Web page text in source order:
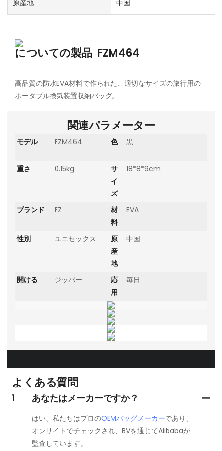
原産地 中国
についての製品 FZM464
高品質の防水EVA材料で作られた、適切なサイズの旅行用の
ポータブル換気装置収納バッグ。
関連パラメーター
モデル FZM464 色 黒
重さ 0.15kg
サ
イ
ズ
18*8*9cm
ブランド FZ
材
料
EVA
性別 ユニセックス
原
産
地
中国
開ける ジッパー
応
用
毎日
よくある質問
1 あなたはメーカーですか？
はい、私たちはプロのOEMバッグメーカーであり、
オンサイトでチェックされ、BVを通じてAlibabaが
監査しています。